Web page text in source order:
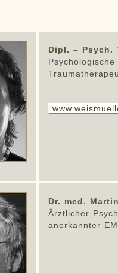
Dipl. – Psych.
Dr. med.
Ärztlicher
anerkannter